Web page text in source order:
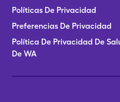
Políticas De Privacidad
Preferencias De Privacidad
Política De Privacidad De
De WA